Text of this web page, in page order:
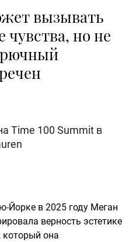
вызывать
но не
Time 100 Summit в
Йорке в 2025 году Меган
верность эстетике
который она